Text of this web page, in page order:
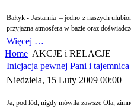
Bałtyk - Jastarnia – jedno z naszych
przyjazna atmosfera w bazie oraz
Więcej …
Home AKCJE i RELACJE
Inicjacja pewnej Pani i
Niedziela, 15 Luty 2009 00:00
Ja, pod lód, nigdy mówiła zawsze Ola,